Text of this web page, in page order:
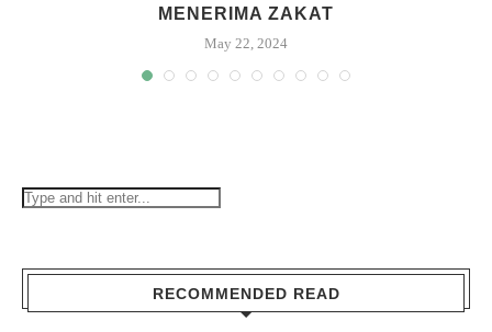
MENERIMA ZAKAT
May 22, 2024
RECOMMENDED READ